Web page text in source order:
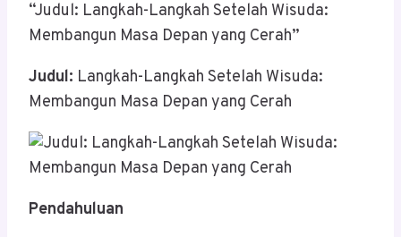
“Judul: Langkah-Langkah Setelah Wisuda:
Membangun Masa Depan yang Cerah”
Judul: Langkah-Langkah Setelah Wisuda:
Membangun Masa Depan yang Cerah
Pendahuluan